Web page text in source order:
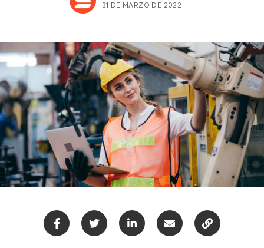
31 DE MARZO DE 2022